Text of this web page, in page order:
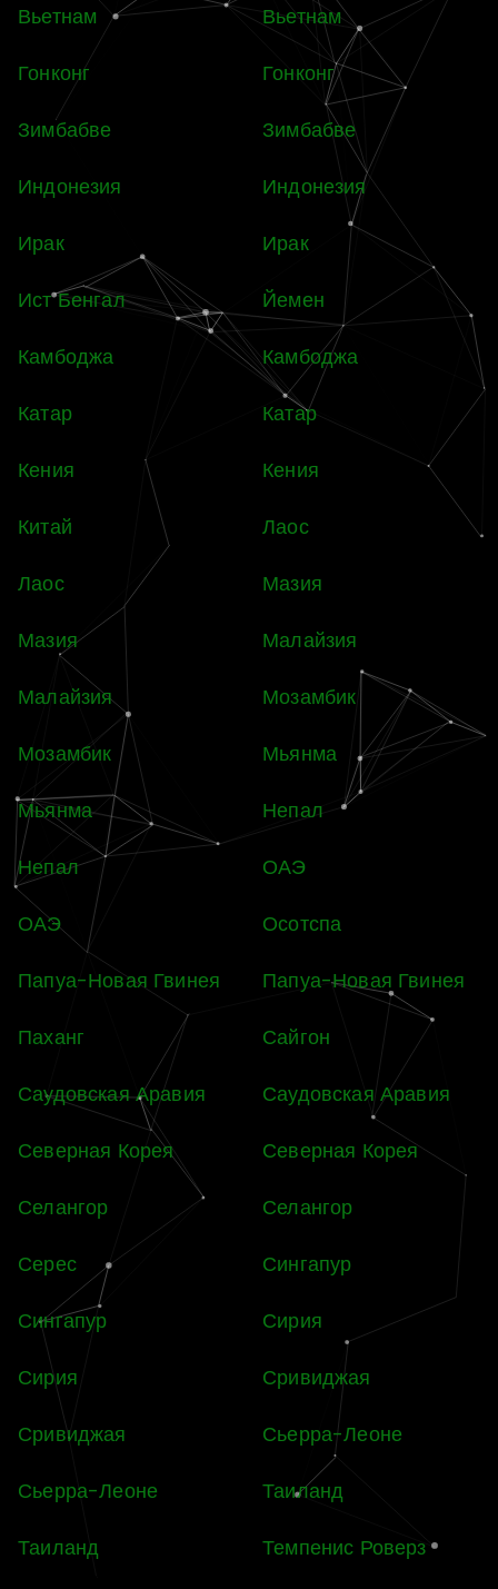
Вьетнам Вьетнам
Гонконг Гонконг
Зимбабве Зимбабве
Индонезия Индонезия
Ирак Ирак
Ист Бенгал Йемен
Камбоджа Камбоджа
Катар Катар
Кения Кения
Китай Лаос
Лаос Мазия
Мазия Малайзия
Малайзия Мозамбик
Мозамбик Мьянма
Мьянма Непал
Непал ОАЭ
ОАЭ Осотспа
Папуа-Новая Гвинея Папуа-Новая Гвинея
Паханг Сайгон
Саудовская Аравия Саудовская Аравия
Северная Корея Северная Корея
Селангор Селангор
Серес Сингапур
Сингапур Сирия
Сирия Сривиджая
Сривиджая Сьерра-Леоне
Сьерра-Леоне Таиланд
Таиланд Темпенис Роверз